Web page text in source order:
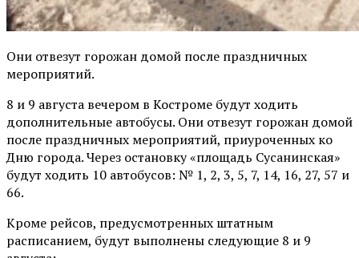
Они отвезут горожан домой после праздничных
мероприятий.
8 и 9 августа вечером в Костроме будут ходить
дополнительные автобусы. Они отвезут горожан домой
после праздничных мероприятий, приуроченных ко
Дню города. Через остановку «площадь Сусанинская»
будут ходить 10 автобусов: № 1, 2, 3, 5, 7, 14, 16, 27, 57 и
66.
Кроме рейсов, предусмотренных штатным
расписанием, будут выполнены следующие 8 и 9